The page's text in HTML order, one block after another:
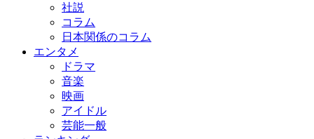
社説
コラム
日本関係のコラム
エンタメ
ドラマ
音楽
映画
アイドル
芸能一般